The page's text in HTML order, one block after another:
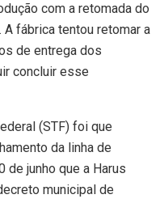
com a retomada do
fábrica tentou retomar a
de entrega dos
concluir esse
(STF) foi que
da linha de
de junho que a Harus
municipal de